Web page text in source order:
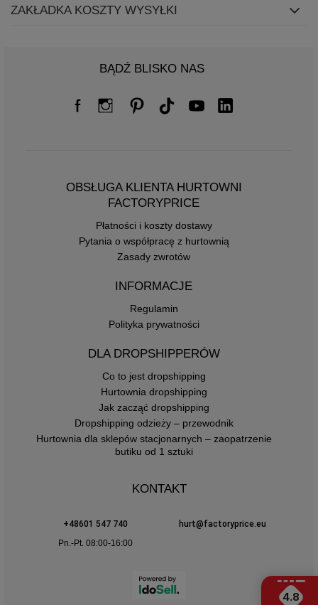
ZAKŁADKA KOSZTY WYSYŁKI
BĄDŹ BLISKO NAS
OBSŁUGA KLIENTA HURTOWNI
FACTORYPRICE
Płatności i koszty dostawy
Pytania o współpracę z hurtownią
Zasady zwrotów
INFORMACJE
Regulamin
Polityka prywatności
DLA DROPSHIPPERÓW
Co to jest dropshipping
Hurtownia dropshipping
Jak zacząć dropshipping
Dropshipping odzieży – przewodnik
Hurtownia dla sklepów stacjonarnych – zaopatrzenie
butiku od 1 sztuki
KONTAKT
+48601 547 740
hurt@factoryprice.eu
Pn.-Pt. 08:00-16:00
4.8